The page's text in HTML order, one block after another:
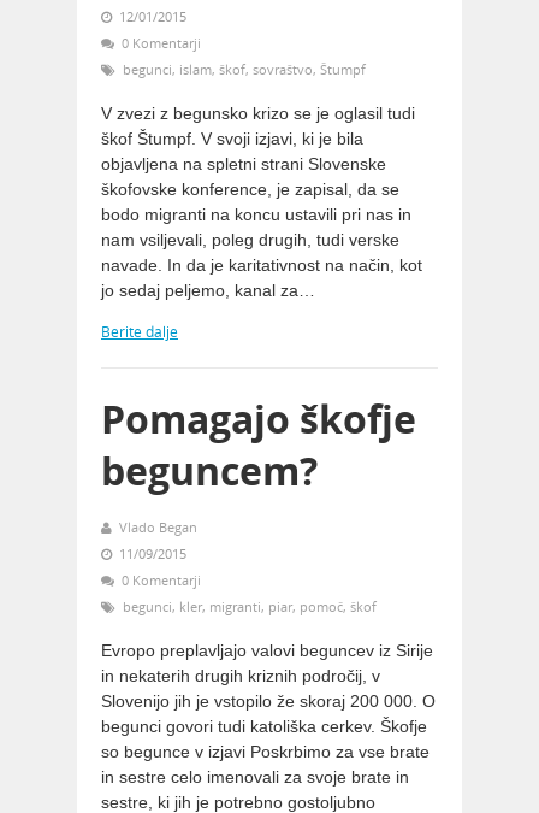
12/01/2015
0 Komentarji
begunci, islam, škof, sovraštvo, Štumpf
V zvezi z begunsko krizo se je oglasil tudi
škof Štumpf. V svoji izjavi, ki je bila
objavljena na spletni strani Slovenske
škofovske konference, je zapisal, da se
bodo migranti na koncu ustavili pri nas in
nam vsiljevali, poleg drugih, tudi verske
navade. In da je karitativnost na način, kot
jo sedaj peljemo, kanal za…
Berite dalje
Pomagajo škofje
beguncem?
Vlado Began
11/09/2015
0 Komentarji
begunci, kler, migranti, piar, pomoč, škof
Evropo preplavljajo valovi beguncev iz Sirije
in nekaterih drugih kriznih področij, v
Slovenijo jih je vstopilo že skoraj 200 000. O
begunci govori tudi katoliška cerkev. Škofje
so begunce v izjavi Poskrbimo za vse brate
in sestre celo imenovali za svoje brate in
sestre, ki jih je potrebno gostoljubno